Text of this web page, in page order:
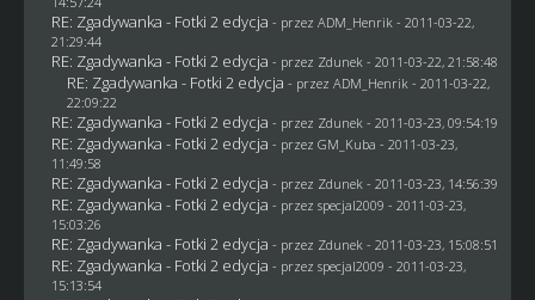
RE: Zgadywanka - Fotki 2 edycja - przez ADM_Henrik - 2011-03-22,
21:29:44
RE: Zgadywanka - Fotki 2 edycja - przez Zdunek - 2011-03-22, 21:58:48
RE: Zgadywanka - Fotki 2 edycja - przez ADM_Henrik - 2011-03-22,
22:09:22
RE: Zgadywanka - Fotki 2 edycja - przez Zdunek - 2011-03-23, 09:54:19
RE: Zgadywanka - Fotki 2 edycja - przez GM_Kuba - 2011-03-23,
11:49:58
RE: Zgadywanka - Fotki 2 edycja - przez Zdunek - 2011-03-23, 14:56:39
RE: Zgadywanka - Fotki 2 edycja - przez specjal2009 - 2011-03-23,
15:03:26
RE: Zgadywanka - Fotki 2 edycja - przez Zdunek - 2011-03-23, 15:08:51
RE: Zgadywanka - Fotki 2 edycja - przez specjal2009 - 2011-03-23,
15:13:54